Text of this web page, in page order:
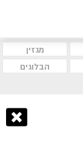
מגזין
הבלוגים